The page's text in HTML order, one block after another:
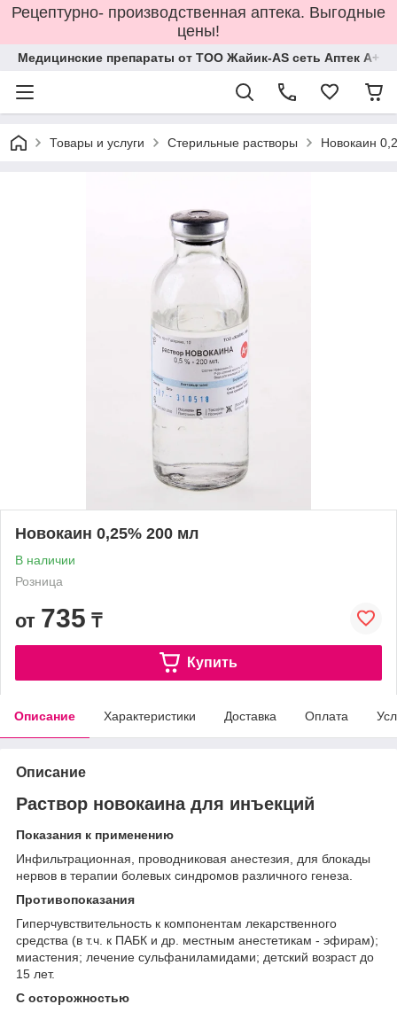
Рецептурно- производственная аптека. Выгодные
цены!
Медицинские препараты от ТОО Жайик-AS сеть Аптек А+
Товары и услуги Стерильные растворы Новокаин
Новокаин 0,25% 200 мл
В наличии
Розница
от 735 ₸
Купить
Описание Характеристики Доставка Оплата
Описание
Раствор новокаина для инъекций
Показания к применению
Инфильтрационная, проводниковая анестезия, для блокады
нервов в терапии болевых синдромов различного генеза.
Противопоказания
Гиперчувствительность к компонентам лекарственного
средства (в т.ч. к ПАБК и др. местным анестетикам - эфирам);
миастения; лечение сульфаниламидами; детский возраст до
15 лет.
С осторожностью